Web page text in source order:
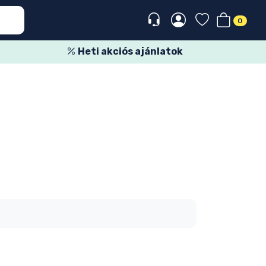
0
Heti akciós ajánlatok